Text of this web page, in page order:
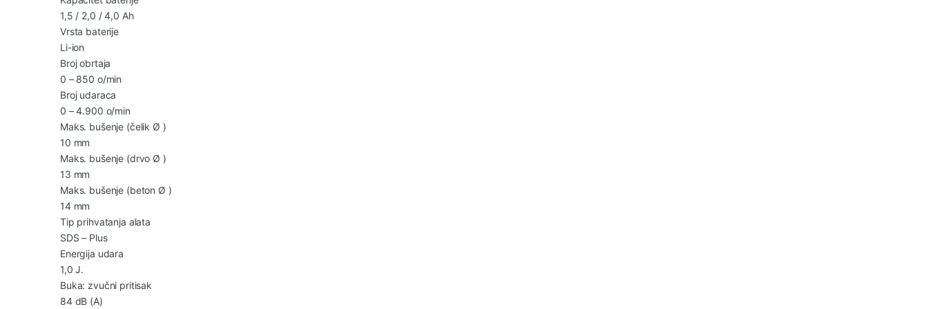
1,5 / 2,0 / 4,0 Ah
Vrsta baterije
Li-ion
Broj obrtaja
0 – 850 o/min
Broj udaraca
0 – 4.900 o/min
Maks. bušenje (čelik Ø )
10 mm
Maks. bušenje (drvo Ø )
13 mm
Maks. bušenje (beton Ø )
14 mm
Tip prihvatanja alata
SDS – Plus
Energija udara
1,0 J.
Buka: zvučni pritisak
84 dB (A)